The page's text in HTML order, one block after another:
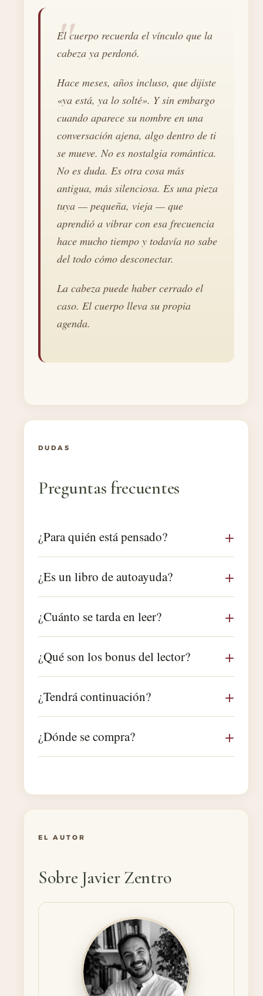
El cuerpo recuerda el vínculo que la
cabeza ya perdonó.
Hace meses, años incluso, que dijiste
«ya está, ya lo solté». Y sin embargo
cuando aparece su nombre en una
conversación ajena, algo dentro de ti
se mueve. No es nostalgia romántica.
No es duda. Es otra cosa más
antigua, más silenciosa. Es una pieza
tuya — pequeña, vieja — que
aprendió a vibrar con esa frecuencia
hace mucho tiempo y todavía no sabe
del todo cómo desconectar.
La cabeza puede haber cerrado el
caso. El cuerpo lleva su propia
agenda.
DUDAS
Preguntas frecuentes
¿Para quién está pensado?
¿Es un libro de autoayuda?
¿Cuánto se tarda en leer?
¿Qué son los bonus del lector?
¿Tendrá continuación?
¿Dónde se compra?
EL AUTOR
Sobre Javier Zentro